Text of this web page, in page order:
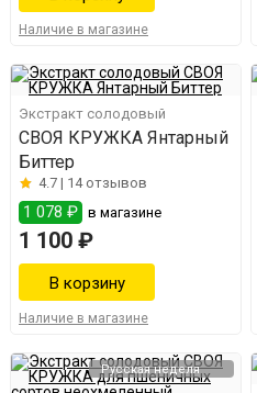
Наличие в магазине
Экстракт солодовый
СВОЯ КРУЖКА Янтарный
Биттер
4.7 | 14 отзывов
1 078 ₽ в магазине
1 100 ₽
Наличие в магазине
Русская неделя